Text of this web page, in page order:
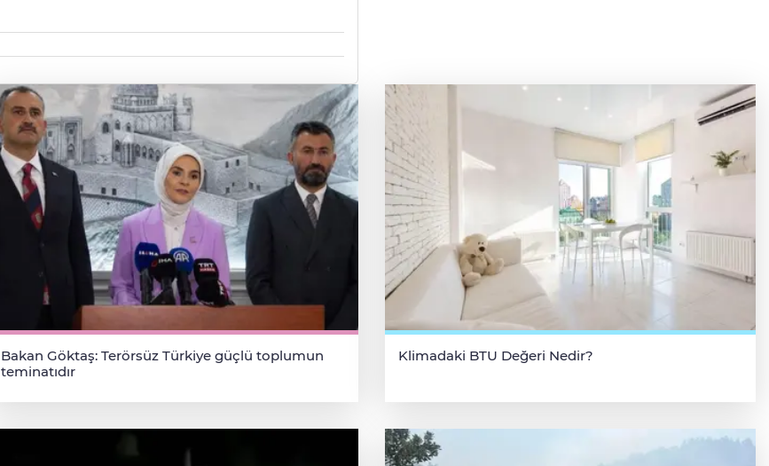
Bakan Göktaş: Terörsüz Türkiye güçlü toplumun
teminatıdır
Klimadaki BTU Değeri Nedir?